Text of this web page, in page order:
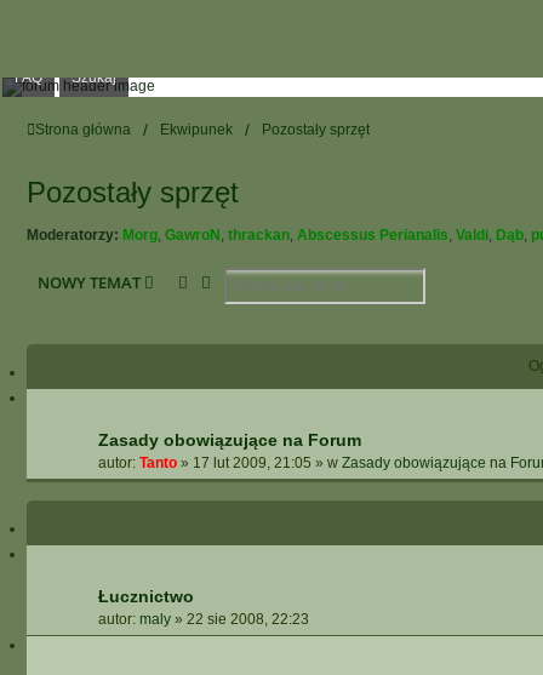
FAQ Szukaj
Strona główna Ekwipunek Pozostały sprzęt
Pozostały sprzęt
Moderatorzy: Morg, GawroN , thrackan, Abscessus Perianalis, Valdi, Dąb,
NOWY TEMAT SzukajWyszukiwanie Zaawansowane
Zasady obowiązujące na Forum
autor: Tanto » 17 lut 2009, 21:05 » w Zasady obowiązujące na
Łucznictwo
autor: maly » 22 sie 2008, 22:23